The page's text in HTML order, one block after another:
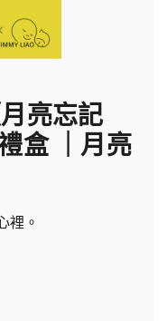
亮忘記
盒 ｜月亮
裡。